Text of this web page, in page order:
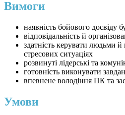
Вимоги
наявність бойового досвіду
відповідальність й
здатність керувати людьми
стресових ситуаціях
розвинуті лідерські та
готовність виконувати
впевнене володіння ПК та
Умови